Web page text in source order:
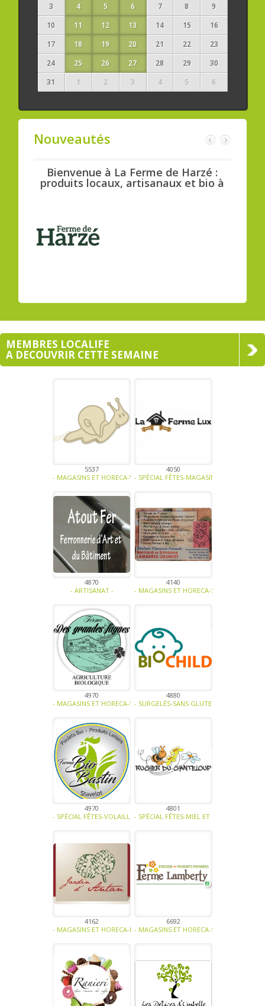
3
4 5 6 7 8
9
10
11 12 13 14 15
16
17
18 19 20 21 22
23
24
25 26 27 28 29
30
31
1 2 3 4 5 6
Nouveautés
Bienvenue à La Ferme de Harzé :
produits locaux, artisanaux et bio à
MEMBRES LOCALIFE
A DECOUVRIR CETTE SEMAINE
5537
- MAGASINS ET HORECA-VINAIGRE - HUILE - MOUTARDE-SPÉCIAL
4050
- SPÉCIAL FÊTES-MAGASINS ET HORECA-
4870
- ARTISANAT -
4140
- MAGASINS ET HORECA-SPÉCIAL FÊTES-
4970
- MAGASINS ET HORECA-SPÉCIAL FÊTES-PRODUIT LAITIER-BIO -
4880
- SURGELÉS-SANS GLUTEN, SANS
4970
- SPÉCIAL FÊTES-VOLAILLE - OEUFS-BIO -
4801
- SPÉCIAL FÊTES-MIEL ET DÉRIVÉS-
4162
- MAGASINS ET HORECA-FRUITS-LÉGUMES-VOLAILLE - OEUFS-
6692
- MAGASINS ET HORECA-SPÉCIAL FÊTES-